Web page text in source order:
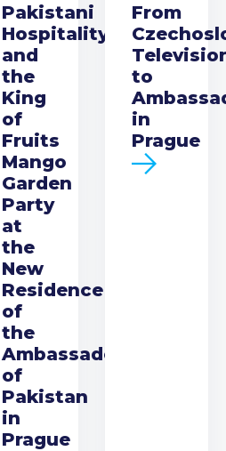
Pakistani
Hospitality
and
the
King
of
Fruits
Mango
Garden
Party
at
the
New
Residence
of
the
Ambassador
of
Pakistan
in
Prague
From
to
in
Prague